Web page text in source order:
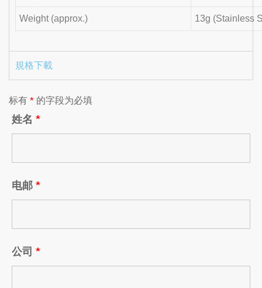
Weight (approx.) 13g (Stainless
規格下載
标有 * 的字段为必填
姓名 *
电邮 *
公司 *